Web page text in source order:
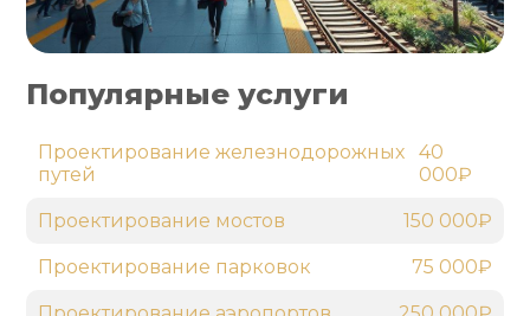
Популярные услуги
Проектирование железнодорожных
путей
40
000₽
Проектирование мостов 150 000₽
Проектирование парковок 75 000₽